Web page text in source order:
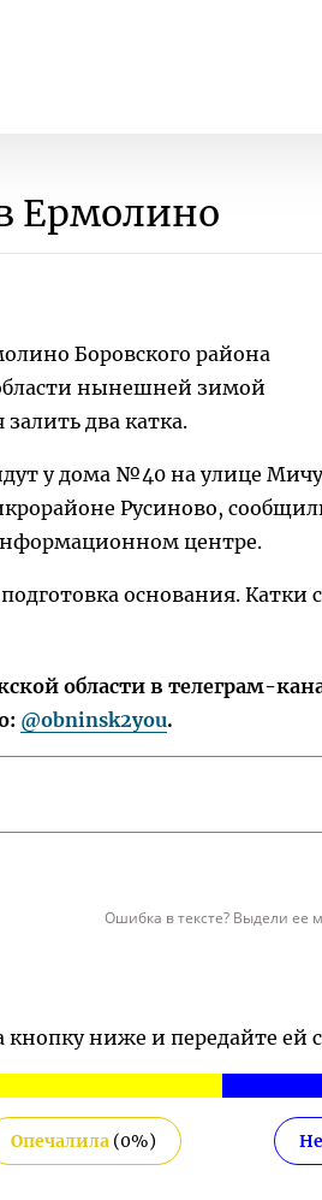
Ермолино
Боровского района
нынешней зимой
два катка.
у дома №40 на улице
Русиново,
центре.
основания. Катки
области в телеграм-
@obninsk2you.
Ошибка в тексте? Выдели
ниже и передайте ей
Опечалила(0%)